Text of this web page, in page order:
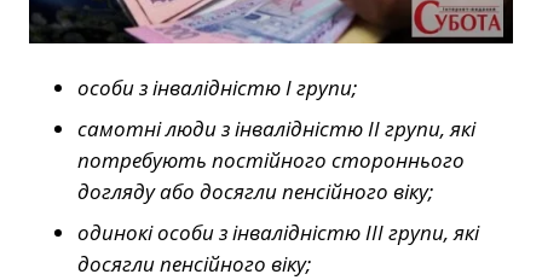
особи з інвалідністю І групи;
самотні люди з інвалідністю ІІ групи, які
потребують постійного стороннього
догляду або досягли пенсійного віку;
одинокі особи з інвалідністю ІІІ групи, які
досягли пенсійного віку;